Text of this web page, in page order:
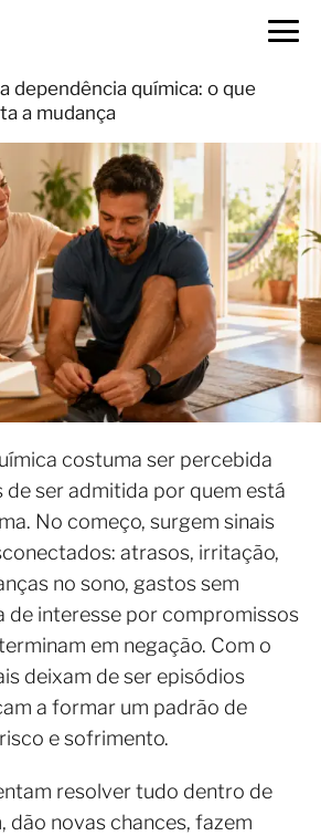
dependência química: o que
a mudança
costuma ser percebida
de ser admitida por quem está
No começo, surgem sinais
atrasos, irritação,
no sono, gastos sem
de interesse por compromissos
em negação. Com o
deixam de ser episódios
a formar um padrão de
e sofrimento.
resolver tudo dentro de
dão novas chances, fazem